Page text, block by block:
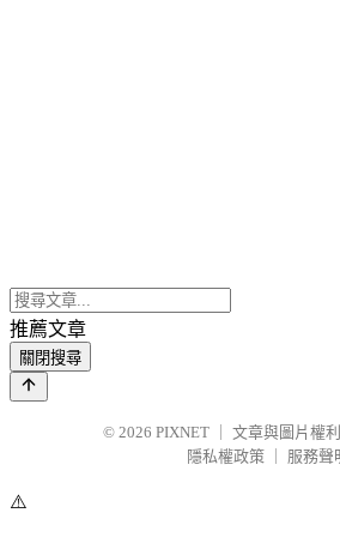
推薦文章
關閉搜尋
© 2026 PIXNET
文章與圖片權
隱私權政策
服務聲
⚠️